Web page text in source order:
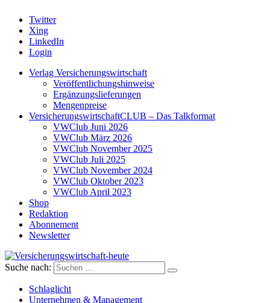
Twitter
Xing
LinkedIn
Login
Verlag Versicherungswirtschaft
Veröffentlichungshinweise
Ergänzungslieferungen
Mengenpreise
VersicherungswirtschaftCLUB – Das Talkformat
VWClub Juni 2026
VWClub März 2026
VWClub November 2025
VWClub Juli 2025
VWClub November 2024
VWClub Oktober 2023
VWClub April 2023
Shop
Redaktion
Abonnement
Newsletter
Versicherungswirtschaft-heute
Suche nach:
Schlaglicht
Unternehmen & Management